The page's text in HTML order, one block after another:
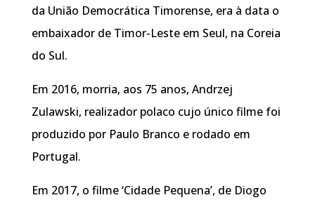
da União Democrática Timorense, era à data o
embaixador de Timor-Leste em Seul, na Coreia
do Sul.
Em 2016, morria, aos 75 anos, Andrzej
Zulawski, realizador polaco cujo único filme foi
produzido por Paulo Branco e rodado em
Portugal.
Em 2017, o filme ‘Cidade Pequena’, de Diogo